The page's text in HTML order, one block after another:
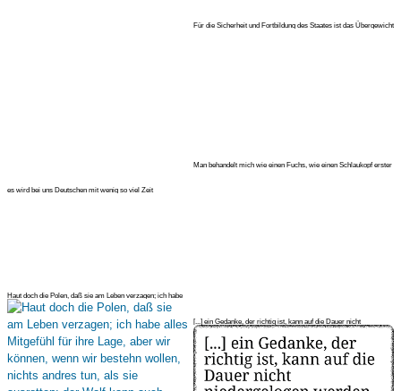
Für die Sicherheit und Fortbildung des Staates ist das Übergewicht
es wird bei uns Deutschen mit wenig so viel Zeit
Man behandelt mich wie einen Fuchs, wie einen Schlaukopf erster
Haut doch die Polen, daß sie am Leben verzagen; ich habe
alles Mitgefühl
[...] ein Gedanke, der richtig ist, kann auf die Dauer nicht
niedergelog